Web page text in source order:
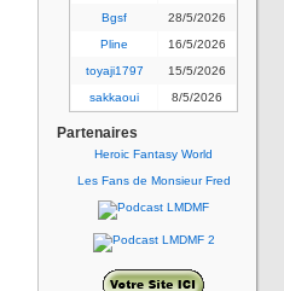
Bgsf
28/5/2026
Pline
16/5/2026
toyaji1797
15/5/2026
sakkaoui
8/5/2026
Partenaires
Heroic Fantasy World
Les Fans de Monsieur Fred